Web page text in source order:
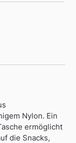
Nylon. Ein
ermöglicht
die Snacks,